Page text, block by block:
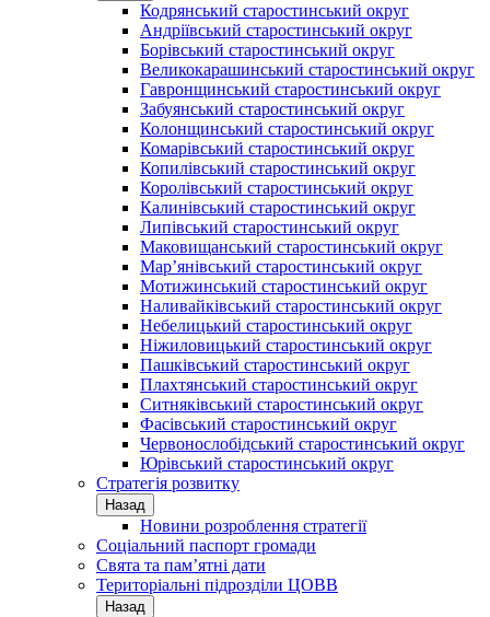
Кодрянський старостинський округ
Андріївський старостинський округ
Борівський старостинський округ
Великокарашинський старостинський округ
Гавронщинський старостинський округ
Забуянський старостинський округ
Колонщинський старостинський округ
Комарівський старостинський округ
Копилівський старостинський округ
Королівський старостинський округ
Калинівський старостинський округ
Липівський старостинський округ
Маковищанський старостинський округ
Мар’янівський старостинський округ
Мотижинський старостинський округ
Наливайківський старостинський округ
Небелицький старостинський округ
Ніжиловицький старостинський округ
Пашківський старостинський округ
Плахтянський старостинський округ
Ситняківський старостинський округ
Фасівський старостинський округ
Червонослобідський старостинський округ
Юрівський старостинський округ
Стратегія розвитку
Назад
Новини розроблення стратегії
Соціальний паспорт громади
Свята та пам’ятні дати
Територіальні підрозділи ЦОВВ
Назад